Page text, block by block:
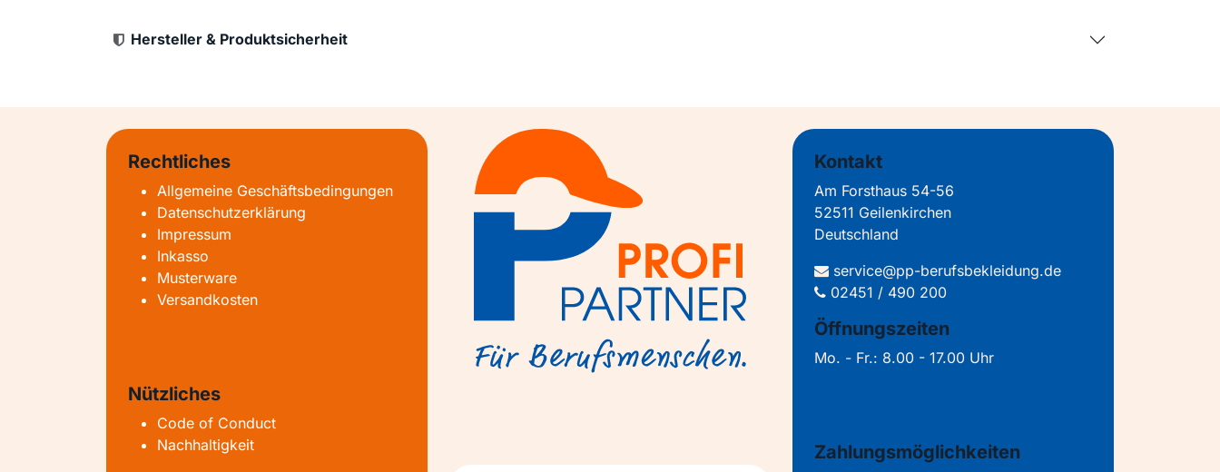
Hersteller & Produktsicherheit
Rechtliches
Allgemeine Geschäftsbedingungen
Datenschutzerklärung
Impressum
Inkasso
Musterware
Versandkosten
Nützliches
Code of Conduct
Nachhaltigkeit
Kontakt
Am Forsthaus 54-56
52511 Geilenkirchen
Deutschland
service@pp-berufsbekleidung.de
02451 / 490 200
Öffnungszeiten
Mo. - Fr.: 8.00 - 17.00 Uhr
Zahlungsmöglichkeiten